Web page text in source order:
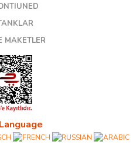
MAKETLER